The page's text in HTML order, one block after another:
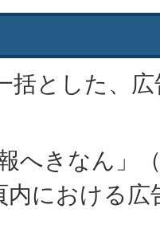
括とした、
へきなん」
内における